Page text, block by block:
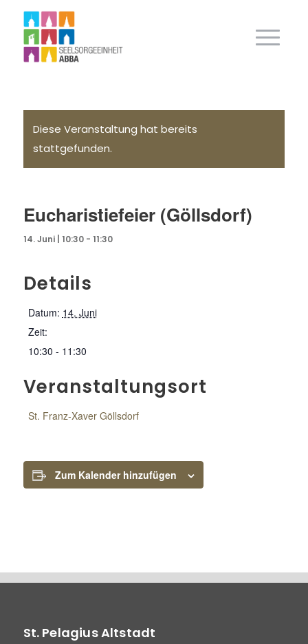
Diese Veranstaltung hat bereits
stattgefunden.
Eucharistiefeier (Göllsdorf)
14. Juni | 10:30- 11:30
Details
Datum: 14. Juni
Zeit:
10:30 - 11:30
Veranstaltungsort
St. Franz-Xaver Göllsdorf
Zum Kalender hinzufügen
St. Pelagius Altstadt